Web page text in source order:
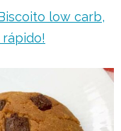
low carb,